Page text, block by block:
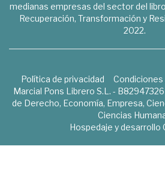
medianas empresas del sector del
Recuperación, Transformación y
2022.
Política de privacidad
Marcial Pons Librero S.L. -
de Derecho, Economía, Empresa,
Ciencias
Hospedaje y desarrollo